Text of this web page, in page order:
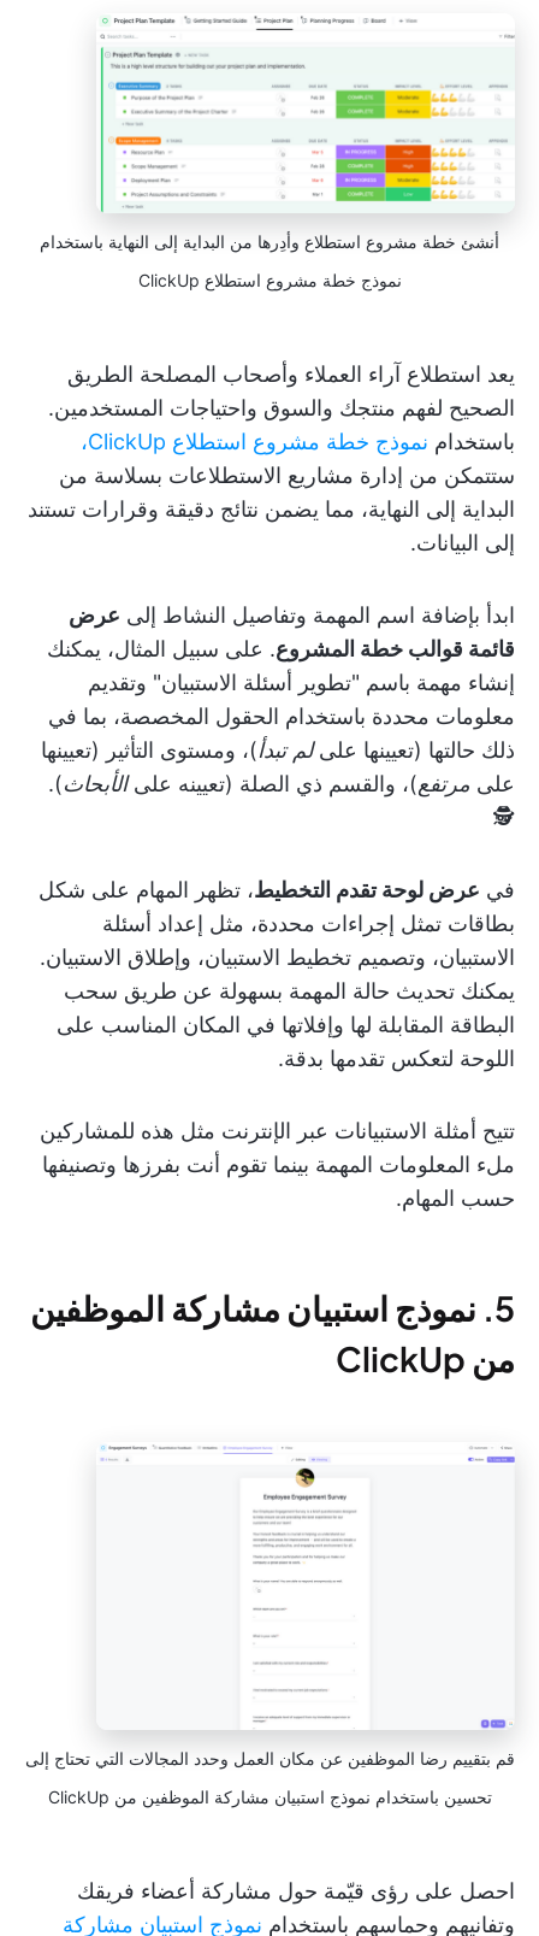
أنشئ خطة مشروع استطلاع وأدِرها من البداية إلى النهاية باستخدام
نموذج خطة مشروع استطلاع ClickUp
يعد استطلاع آراء العملاء وأصحاب المصلحة الطريق
الصحيح لفهم منتجك والسوق واحتياجات المستخدمين.
باستخدام نموذج خطة مشروع استطلاع ClickUp،
ستتمكن من إدارة مشاريع الاستطلاعات بسلاسة من
البداية إلى النهاية، مما يضمن نتائج دقيقة وقرارات تستند
إلى البيانات.
ابدأ بإضافة اسم المهمة وتفاصيل النشاط إلى عرض
قائمة قوالب خطة المشروع. على سبيل المثال، يمكنك
إنشاء مهمة باسم "تطوير أسئلة الاستبيان" وتقديم
معلومات محددة باستخدام الحقول المخصصة، بما في
ذلك حالتها (تعيينها علىلم تبدأ)، ومستوى التأثير (تعيينها
على مرتفع)، والقسم ذي الصلة (تعيينه علىالأبحاث).
🕵️
في عرض لوحة تقدم التخطيط، تظهر المهام على شكل
بطاقات تمثل إجراءات محددة، مثل إعداد أسئلة
الاستبيان، وتصميم تخطيط الاستبيان، وإطلاق الاستبيان.
يمكنك تحديث حالة المهمة بسهولة عن طريق سحب
البطاقة المقابلة لها وإفلاتها في المكان المناسب على
اللوحة لتعكس تقدمها بدقة.
تتيح أمثلة الاستبيانات عبر الإنترنت مثل هذه للمشاركين
ملء المعلومات المهمة بينما تقوم أنت بفرزها وتصنيفها
حسب المهام.
5. نموذج استبيان مشاركة الموظفين
من ClickUp
قم بتقييم رضا الموظفين عن مكان العمل وحدد المجالات التي تحتاج إلى
تحسين باستخدام نموذج استبيان مشاركة الموظفين من ClickUp
احصل على رؤى قيّمة حول مشاركة أعضاء فريقك
وتفانيهم وحماسهم باستخدام نموذج استبيان مشاركة